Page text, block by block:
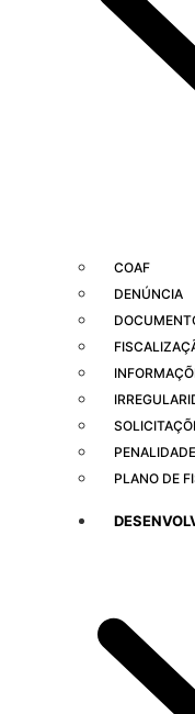
COAF
DENÚNCIA
PLANO DE